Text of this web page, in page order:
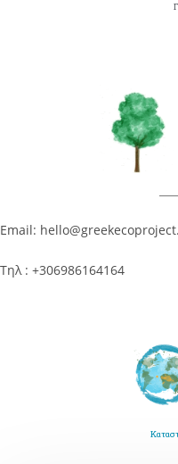
Email:
Τηλ : +306986164164